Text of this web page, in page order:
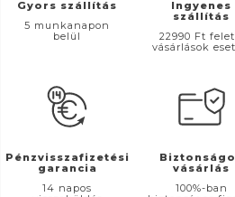
Gyors szállítás
5 munkanapon
belül
Ingyenes
szállítás
22990 Ft
vásárlások
Pénzvisszafizetési
garancia
14 napos
vásárlás
100%-ban